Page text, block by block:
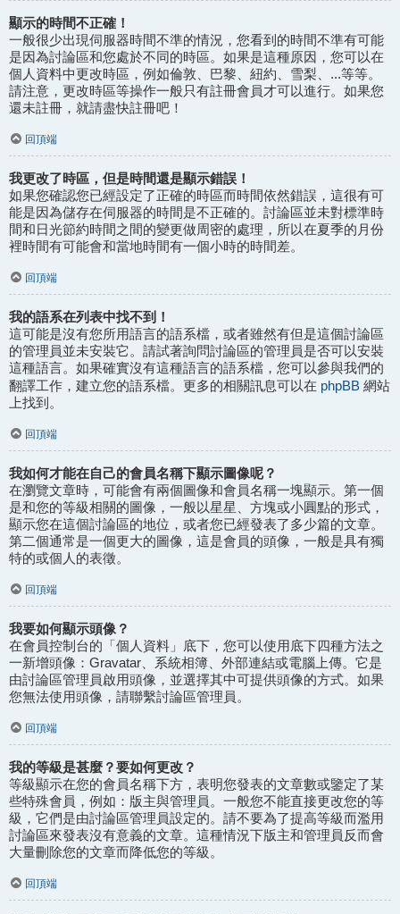
顯示的時間不正確！
一般很少出現伺服器時間不準的情況，您看到的時間不準有可能
是因為討論區和您處於不同的時區。如果是這種原因，您可以在
個人資料中更改時區，例如倫敦、巴黎、紐約、雪梨、...等等。
請注意，更改時區等操作一般只有註冊會員才可以進行。如果您
還未註冊，就請盡快註冊吧！
回頂端
我更改了時區，但是時間還是顯示錯誤！
如果您確認您已經設定了正確的時區而時間依然錯誤，這很有可
能是因為儲存在伺服器的時間是不正確的。討論區並未對標準時
間和日光節約時間之間的變更做周密的處理，所以在夏季的月份
裡時間有可能會和當地時間有一個小時的時間差。
回頂端
我的語系在列表中找不到！
這可能是沒有您所用語言的語系檔，或者雖然有但是這個討論區
的管理員並未安裝它。請試著詢問討論區的管理員是否可以安裝
這種語言。如果確實沒有這種語言的語系檔，您可以參與我們的
翻譯工作，建立您的語系檔。更多的相關訊息可以在 phpBB 網站
上找到。
回頂端
我如何才能在自己的會員名稱下顯示圖像呢？
在瀏覽文章時，可能會有兩個圖像和會員名稱一塊顯示。第一個
是和您的等級相關的圖像，一般以星星、方塊或小圓點的形式，
顯示您在這個討論區的地位，或者您已經發表了多少篇的文章。
第二個通常是一個更大的圖像，這是會員的頭像，一般是具有獨
特的或個人的表徵。
回頂端
我要如何顯示頭像？
在會員控制台的「個人資料」底下，您可以使用底下四種方法之
一新增頭像：Gravatar、系統相簿、外部連結或電腦上傳。它是
由討論區管理員啟用頭像，並選擇其中可提供頭像的方式。如果
您無法使用頭像，請聯繫討論區管理員。
回頂端
我的等級是甚麼？要如何更改？
等級顯示在您的會員名稱下方，表明您發表的文章數或鑒定了某
些特殊會員，例如：版主與管理員。一般您不能直接更改您的等
級，它們是由討論區管理員設定的。請不要為了提高等級而濫用
討論區來發表沒有意義的文章。這種情況下版主和管理員反而會
大量刪除您的文章而降低您的等級。
回頂端